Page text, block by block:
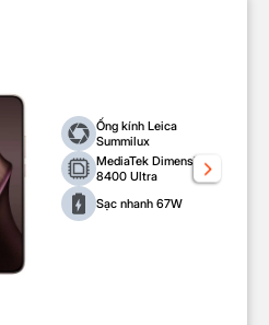
Ống kính Leica
Summilux
MediaTek Dimensity
8400 Ultra
Sạc nhanh 67W